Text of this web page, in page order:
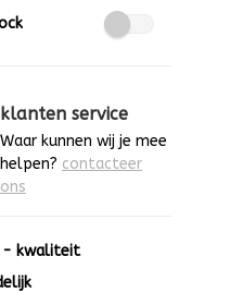
klanten service
Waar kunnen wij je mee
helpen? contacteer
ons
- kwaliteit